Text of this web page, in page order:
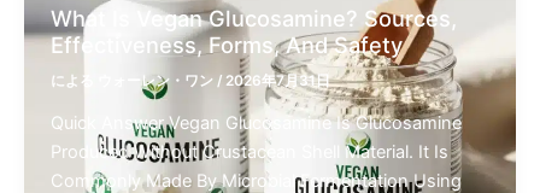
What Is Vegan Glucosamine? Sources,
Effectiveness, Forms, And Safety
による ウォーレン・ワン / 2026年7月31日
Quick Answer Vegan Glucosamine Is Glucosamine
Produced Without Crustacean Shell Material. It Is
Commonly Made By Microbial Fermentation Using